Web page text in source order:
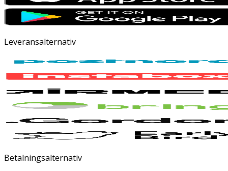
Leveransalternativ
Betalningsalternativ